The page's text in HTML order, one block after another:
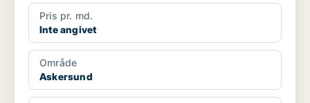
Pris pr. md.
Inte angivet
Område
Askersund